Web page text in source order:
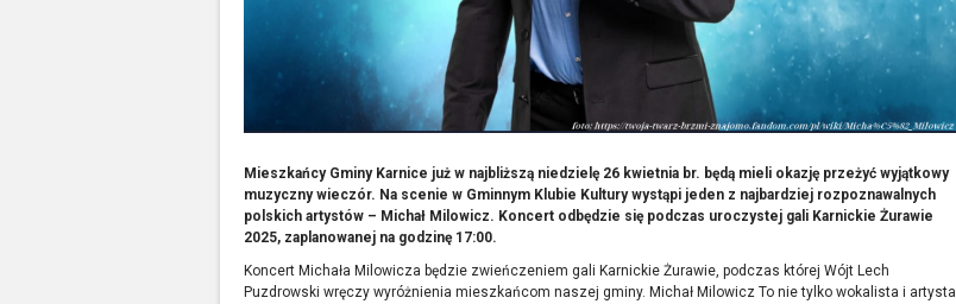
Mieszkańcy Gminy Karnice już w najbliższą niedzielę 26 kwietnia br. będą mieli okazję przeżyć wyjątkowy
muzyczny wieczór. Na scenie w Gminnym Klubie Kultury wystąpi jeden z najbardziej rozpoznawalnych
polskich artystów – Michał Milowicz. Koncert odbędzie się podczas uroczystej gali Karnickie Żurawie
2025, zaplanowanej na godzinę 17:00.
Koncert Michała Milowicza będzie zwieńczeniem gali Karnickie Żurawie, podczas której Wójt Lech
Puzdrowski wręczy wyróżnienia mieszkańcom naszej gminy. Michał Milowicz To nie tylko wokalista i artysta